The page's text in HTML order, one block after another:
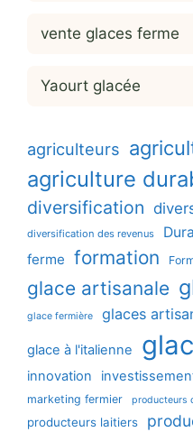
vente glaces ferme
Yaourt glacée
agriculteurs
agriculture
diversification
diversification des revenus
ferme formation
glace artisanale
glace fermière glaces
glace à l'italienne
innovation
marketing fermier producteurs
producteurs laitiers